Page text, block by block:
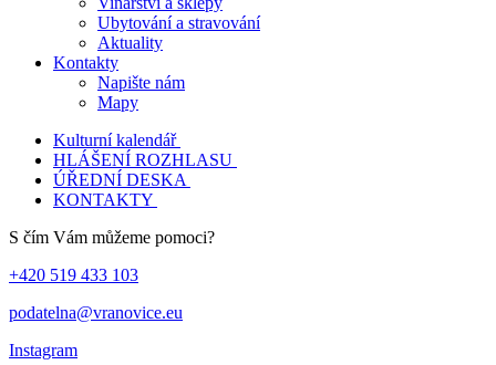
Ubytování a stravování
Aktuality
Kontakty
Napište nám
Mapy
Kulturní kalendář
HLÁŠENÍ ROZHLASU
ÚŘEDNÍ DESKA
KONTAKTY
S čím Vám můžeme pomoci?
+420 519 433 103
podatelna@vranovice.eu
Instagram